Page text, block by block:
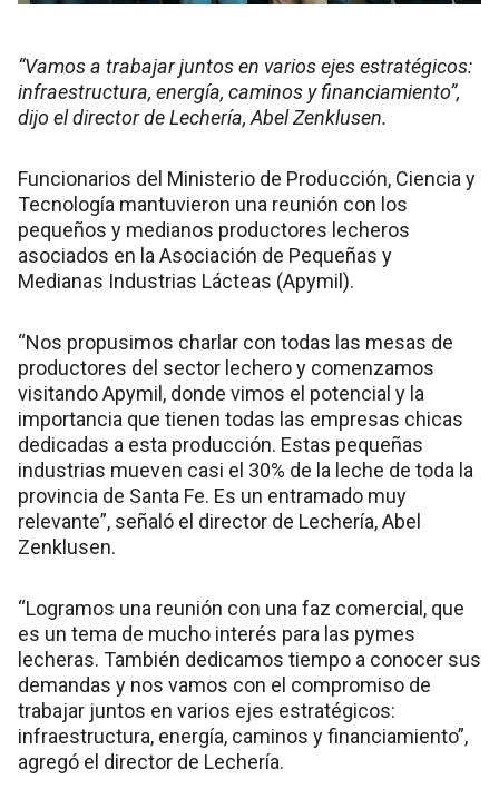
“Vamos a trabajar juntos en varios ejes estratégicos:
infraestructura, energía, caminos y financiamiento”,
dijo el director de Lechería, Abel Zenklusen.
Funcionarios del Ministerio de Producción, Ciencia y
Tecnología mantuvieron una reunión con los
pequeños y medianos productores lecheros
asociados en la Asociación de Pequeñas y
Medianas Industrias Lácteas (Apymil).
“Nos propusimos charlar con todas las mesas de
productores del sector lechero y comenzamos
visitando Apymil, donde vimos el potencial y la
importancia que tienen todas las empresas chicas
dedicadas a esta producción. Estas pequeñas
industrias mueven casi el 30% de la leche de toda la
provincia de Santa Fe. Es un entramado muy
relevante”, señaló el director de Lechería, Abel
Zenklusen.
“Logramos una reunión con una faz comercial, que
es un tema de mucho interés para las pymes
lecheras. También dedicamos tiempo a conocer sus
demandas y nos vamos con el compromiso de
trabajar juntos en varios ejes estratégicos:
infraestructura, energía, caminos y financiamiento”,
agregó el director de Lechería.